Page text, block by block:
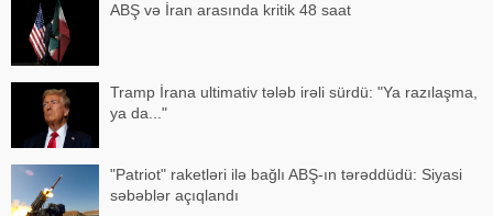
ABŞ və İran arasında kritik 48 saat
Tramp İrana ultimativ tələb irəli sürdü: "Ya razılaşma,
ya da..."
"Patriot" raketləri ilə bağlı ABŞ-ın tərəddüdü: Siyasi
səbəblər açıqlandı